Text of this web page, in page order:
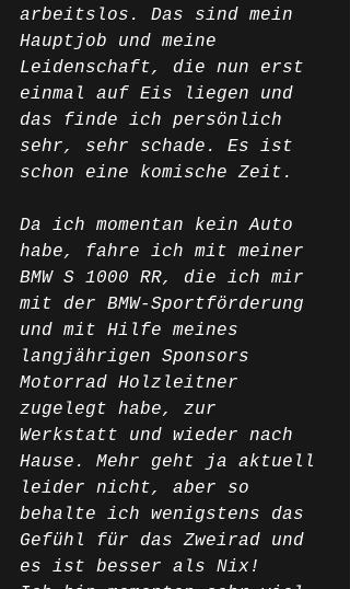
arbeitslos. Das sind mein
Hauptjob und meine
Leidenschaft, die nun erst
einmal auf Eis liegen und
das finde ich persönlich
sehr, sehr schade. Es ist
schon eine komische Zeit.
Da ich momentan kein Auto
habe, fahre ich mit meiner
BMW S 1000 RR, die ich mir
mit der BMW-Sportförderung
und mit Hilfe meines
langjährigen Sponsors
Motorrad Holzleitner
zugelegt habe, zur
Werkstatt und wieder nach
Hause. Mehr geht ja aktuell
leider nicht, aber so
behalte ich wenigstens das
Gefühl für das Zweirad und
es ist besser als Nix!